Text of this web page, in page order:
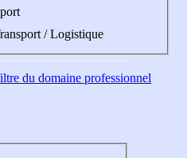
/ Logistique
du domaine professionnel